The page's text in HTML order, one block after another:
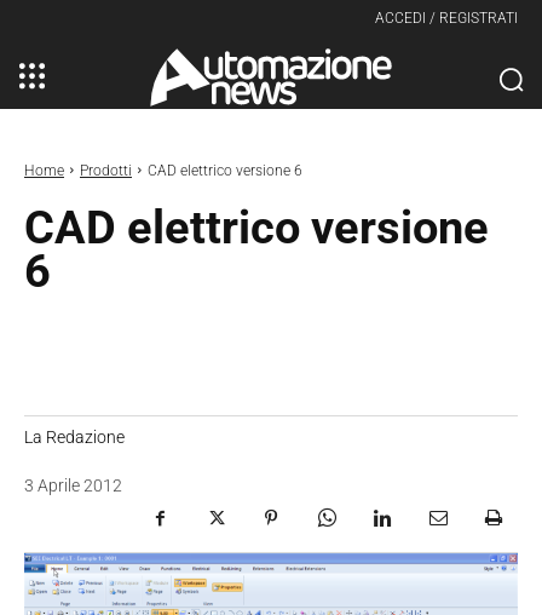
ACCEDI / REGISTRATI
Home Prodotti CAD elettrico versione 6
CAD elettrico versione
6
La Redazione
3 Aprile 2012